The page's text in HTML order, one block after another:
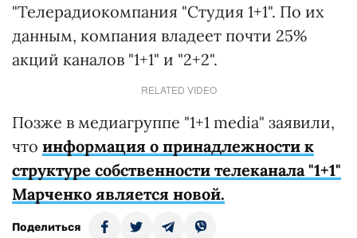
"Телерадиокомпания "Студия 1+1". По их
данным, компания владеет почти 25%
акций каналов "1+1" и "2+2".
RELATED VIDEO
Позже в медиагруппе "1+1 media" заявили,
что информация о принадлежности к
структуре собственности телеканала "1+1"
Марченко является новой.
Поделиться